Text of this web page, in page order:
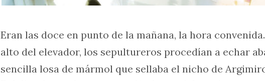
Eran las doce en punto de la mañana, la hora
alto del elevador, los sepultureros procedían a echar
sencilla losa de mármol que sellaba el nicho de